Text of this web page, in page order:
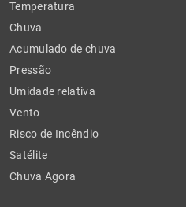
Temperatura
Chuva
Acumulado de chuva
Pressão
Umidade relativa
Vento
Risco de Incêndio
Satélite
Chuva Agora